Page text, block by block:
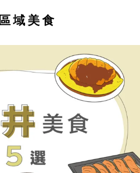
區域美食